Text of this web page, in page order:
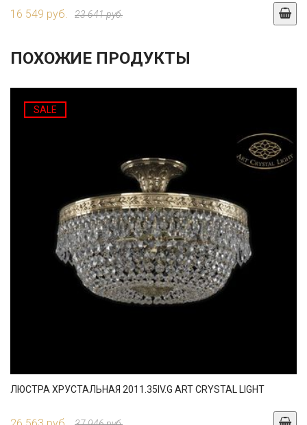
16 549 руб. 23 641 руб.
ПОХОЖИЕ ПРОДУКТЫ
SALE
ЛЮСТРА ХРУСТАЛЬНАЯ 2011.35IV.G ART CRYSTAL LIGHT